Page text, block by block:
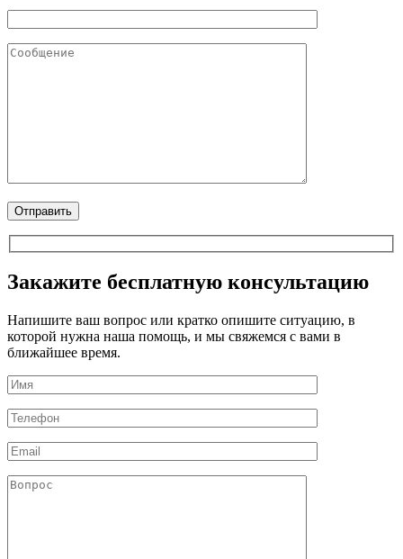
Закажите бесплатную консультацию
Напишите ваш вопрос или кратко опишите ситуацию, в
которой нужна наша помощь, и мы свяжемся с вами в
ближайшее время.